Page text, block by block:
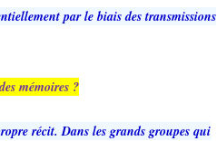
par le biais des transmissions
mémoires ?
récit. Dans les grands groupes qui